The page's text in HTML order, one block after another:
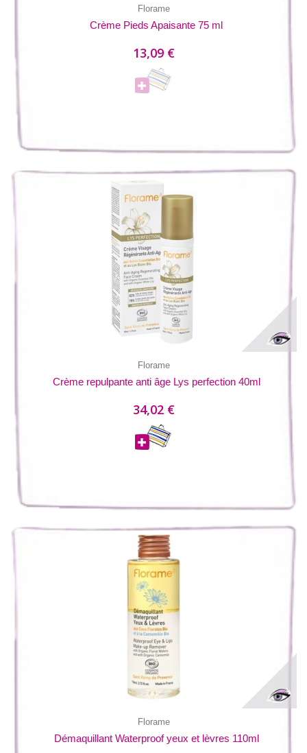
Florame
Crème Pieds Apaisante 75 ml
13,09 €
Florame
Crème repulpante anti âge Lys perfection 40ml
34,02 €
Florame
Démaquillant Waterproof yeux et lèvres 110ml